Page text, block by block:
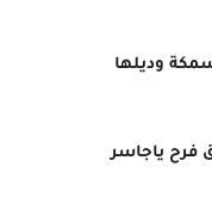
وديلها
ياجاسر